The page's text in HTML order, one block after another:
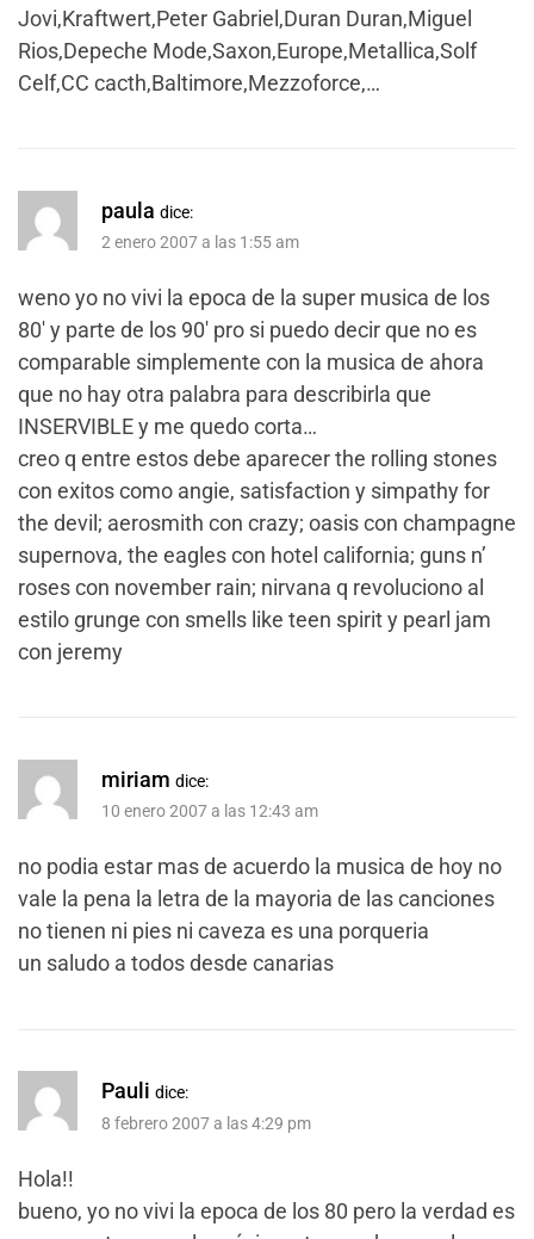
Jovi,Kraftwert,Peter Gabriel,Duran Duran,Miguel
Rios,Depeche Mode,Saxon,Europe,Metallica,Solf
Celf,CC cacth,Baltimore,Mezzoforce,…
paula dice:
2 enero 2007 a las 1:55 am
weno yo no vivi la epoca de la super musica de los
80′ y parte de los 90′ pro si puedo decir que no es
comparable simplemente con la musica de ahora
que no hay otra palabra para describirla que
INSERVIBLE y me quedo corta…
creo q entre estos debe aparecer the rolling stones
con exitos como angie, satisfaction y simpathy for
the devil; aerosmith con crazy; oasis con champagne
supernova, the eagles con hotel california; guns n’
roses con november rain; nirvana q revoluciono al
estilo grunge con smells like teen spirit y pearl jam
con jeremy
miriam dice:
10 enero 2007 a las 12:43 am
no podia estar mas de acuerdo la musica de hoy no
vale la pena la letra de la mayoria de las canciones
no tienen ni pies ni caveza es una porqueria
un saludo a todos desde canarias
Pauli dice:
8 febrero 2007 a las 4:29 pm
Hola!!
bueno, yo no vivi la epoca de los 80 pero la verdad es